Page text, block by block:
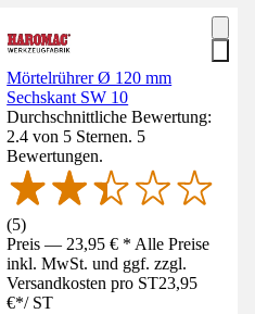
Mörtelrührer Ø 120 mm
Sechskant SW 10
Durchschnittliche Bewertung:
2.4 von 5 Sternen. 5
Bewertungen.
(5)
Preis — 23,95 € * Alle Preise
inkl. MwSt. und ggf. zzgl.
Versandkosten pro ST23,95
€*/ ST